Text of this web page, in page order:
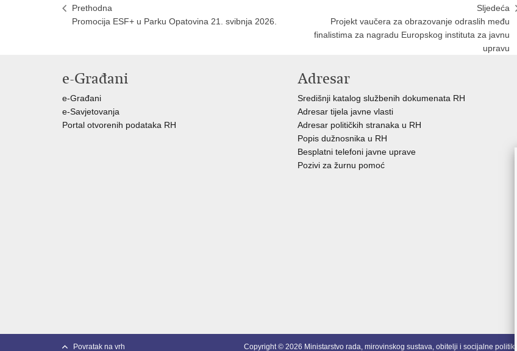
Prethodna
Promocija ESF+ u Parku Opatovina 21. svibnja 2026.
Sljedeća
Projekt vaučera za obrazovanje odraslih među
finalistima za nagradu Europskog instituta za javnu
upravu
e-Građani
e-Građani
e-Savjetovanja
Portal otvorenih podataka RH
Adresar
Središnji katalog službenih dokumenata RH
Adresar tijela javne vlasti
Adresar političkih stranaka u RH
Popis dužnosnika u RH
Besplatni telefoni javne uprave
Pozivi za žurnu pomoć
Povratak na vrh Copyright © 2026 Ministarstvo rada, mirovinskog sustava, obitelji i socijalne politike